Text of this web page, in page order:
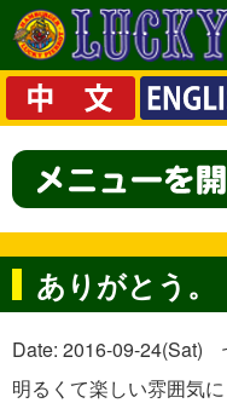
ありがとう。
Date: 2016-09-
明るくて楽しい雰囲気